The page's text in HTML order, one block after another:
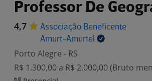
Professor De
4,7
Associação Beneficente
Amurt-Amurtel
Porto Alegre - RS
R$ 1.300,00 a R$ 2.000,00 (Bruto